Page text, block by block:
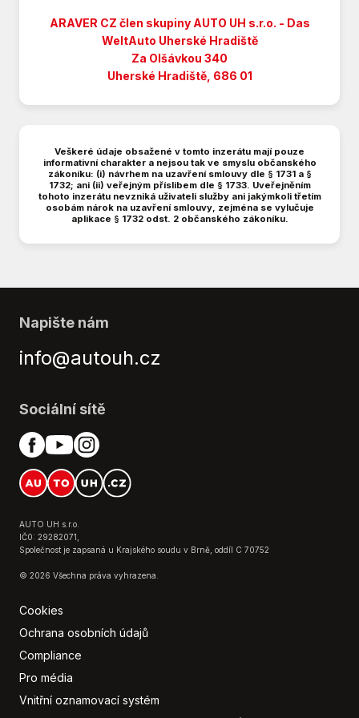
Bezklíčové odemykání
Bezklíčové startování
Brzdový asistent
Denní svícení
Digitální příjem rádia (DAB)
Digitální přístrojová deska
Digitální přístrojový štít
El. sklopná zrcátka
El. zrcátka
Head-up display
Hlasové ovládání palubního počítače
Hlídání jízdního pruhu
Hlídání mrtvého úhlu
Hlídání provozu při couvání (RCTA)
Imobilizér
Isofix
Klimatizace
Klimatizovaná přihrádka
Kožené čalounění
LED adaptivní světlomety
LED denní svícení
LED matrixové světlomety
Litá kola
ARAVER CZ člen skupiny AUTO UH s.r.o. - Das
WeltAuto Uherské Hradiště
Za Olšávkou 340
Uherské Hradiště, 686 01
Veškeré údaje obsažené v tomto inzerátu mají pouze
informativní charakter a nejsou tak ve smyslu občanského
zákoníku: (i) návrhem na uzavření smlouvy dle § 1731 a §
1732; ani (ii) veřejným příslibem dle § 1733. Uveřejněním
tohoto inzerátu nevzniká uživateli služby ani jakýmkoli třetím
osobám nárok na uzavření smlouvy, zejména se vylučuje
aplikace § 1732 odst. 2 občanského zákoníku.
AUTO UH s.r.o.
IČ0: 29282071,
Společnost je zapsaná u Krajského soudu v Brně, oddíl C 70752
© 2026 Všechna práva vyhrazena.
Cookies
Ochrana osobních údajů
Compliance
Pro média
Vnitřní oznamovací systém
Napište nám
info@autouh.cz
Sociální sítě